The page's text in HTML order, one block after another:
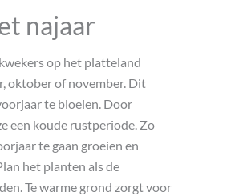
najaar
op het platteland
oktober of november. Dit
te bloeien. Door
een koude rustperiode. Zo
te gaan groeien en
het planten als de
Te warme grond zorgt voor